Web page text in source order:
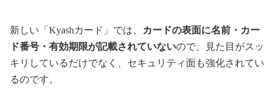
新しい「Kyashカード」では、
カードの表面に名前・カー
ド番号・有効期限が記載されていないので、見た目がスッ
キリしているだけでなく、セキュリティ面も強化されてい
るのです。